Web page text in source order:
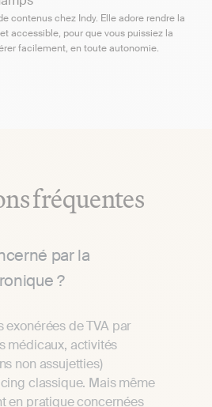
contenus chez Indy. Elle adore rendre la
accessible, pour que vous puissiez la
facilement, en toute autonomie.
fréquentes
par la
?
exonérées de TVA par
médicaux, activités
non assujetties)
classique. Mais même
en pratique concernées